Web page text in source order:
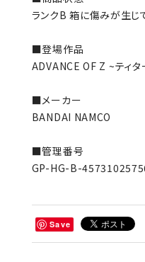
ランクB 箱に傷みが生じ
■登場作品
ADVANCE OF Z ~ティタ
■メーカー
BANDAI NAMCO
■管理番号
GP-HG-B-
Save